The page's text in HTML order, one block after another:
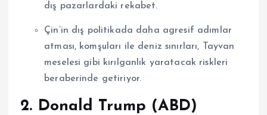
dış pazarlardaki rekabet.
Çin’in dış politikada daha agresif adımlar
atması, komşuları ile deniz sınırları, Tayvan
meselesi gibi kırılganlık yaratacak riskleri
beraberinde getiriyor.
2. Donald Trump (ABD)